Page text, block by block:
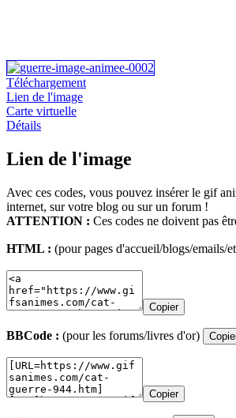
Téléchargement
Lien de l'image
Carte virtuelle
Détails
Lien de l'image
Avec ces codes, vous pouvez insérer le gif
internet, sur votre blog ou sur un forum !
ATTENTION : Ces codes ne doivent pas
HTML : (pour pages d'accueil/blogs/emails/
Copier
BBCode : (pour les forums/livres d'or)
Copier